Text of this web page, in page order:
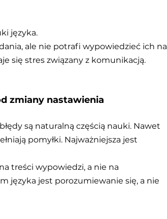
języka.
ale nie potrafi wypowiedzieć ich na
się stres związany z komunikacją.
zmiany nastawienia
są naturalną częścią nauki. Nawet
pomyłki. Najważniejsza jest
treści wypowiedzi, a nie na
języka jest porozumiewanie się, a nie